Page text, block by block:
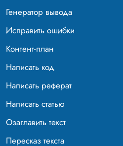
Генератор вывода
Исправить ошибки
Контент-план
Написать код
Написать реферат
Написать статью
Озаглавить текст
Пересказ текста